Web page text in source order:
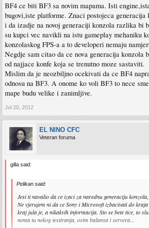
BF4 ce biti BF3 sa novim mapama. Isti
bugovi,iste platforme. Znaci postojeca
i da izadje na novoj generaciji konzola razlika bi
su kupci vec navikli na istu gameplay mehaniku
konzolaskog FPS-a a to developeri nemaju
Negdje sam citao da ce nova generacija konzola
od najjace konfe koja se trenutno moze sastaviti.
Mislim da je neozbiljno ocekivati da ce BF4
odnosu na BF3. A onome ko voli BF3 to nece
mape budu velike i zanimljive.
Jul 20, 2012
EL NINO CFC
Veteran foruma
gilla said:
Pelikan said:
Jesi ti navalio da ce izaci za narednu generaciju
Ne vjerujem ni da ce Sony i Microsoft izbacivati do kraja
kraj jula je, a nikakvih informacija. Sto se bete tice, to
nema tu nekog testiranja, osim balansa i servera...